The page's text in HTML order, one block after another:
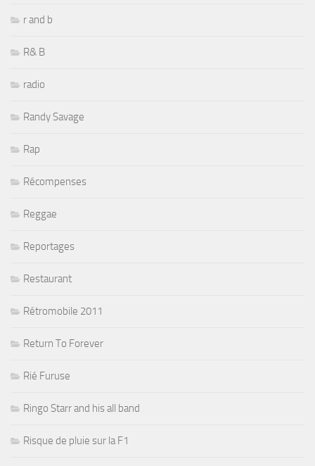
r and b
R& B
radio
Randy Savage
Rap
Récompenses
Reggae
Reportages
Restaurant
Rétromobile 2011
Return To Forever
Rié Furuse
Ringo Starr and his all band
Risque de pluie sur la F1